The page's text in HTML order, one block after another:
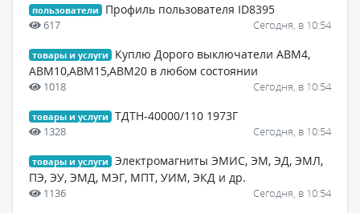
пользователи Профиль пользователя ID8395
617 Сегодня, в 10:54
товары и услуги
Куплю Дорого выключатели АВМ4,
АВМ10,АВМ15,АВМ20 в любом состоянии
1018 Сегодня, в 10:54
товары и услуги ТДТН-40000/110 1973Г
1328 Сегодня, в 10:54
товары и услуги
Электромагниты ЭМИС, ЭМ, ЭД, ЭМЛ,
ПЭ, ЭУ, ЭМД, МЭГ, МПТ, УИМ, ЭКД и др.
1136 Сегодня, в 10:54